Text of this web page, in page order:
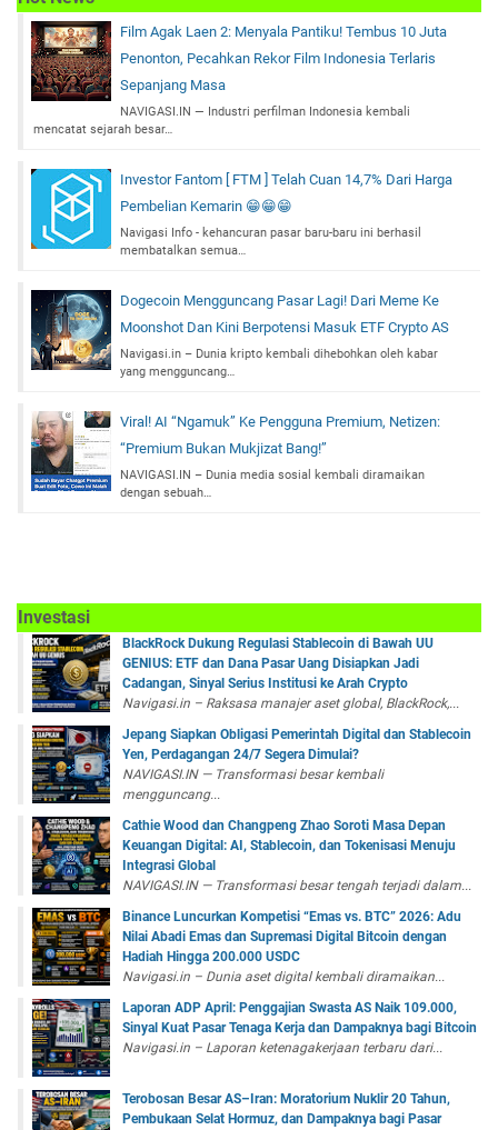
Film Agak Laen 2: Menyala Pantiku! Tembus 10 Juta
Penonton, Pecahkan Rekor Film Indonesia Terlaris
Sepanjang Masa
NAVIGASI.IN — Industri perfilman Indonesia kembali
mencatat sejarah besar…
Investor Fantom [ FTM ] Telah Cuan 14,7% Dari Harga
Pembelian Kemarin 😁😁😁
Navigasi Info - kehancuran pasar baru-baru ini berhasil
membatalkan semua…
Dogecoin Mengguncang Pasar Lagi! Dari Meme Ke
Moonshot Dan Kini Berpotensi Masuk ETF Crypto AS
Navigasi.in – Dunia kripto kembali dihebohkan oleh kabar
yang mengguncang…
Viral! AI “Ngamuk” Ke Pengguna Premium, Netizen:
“Premium Bukan Mukjizat Bang!”
NAVIGASI.IN – Dunia media sosial kembali diramaikan
dengan sebuah…
Investasi
BlackRock Dukung Regulasi Stablecoin di Bawah UU
GENIUS: ETF dan Dana Pasar Uang Disiapkan Jadi
Cadangan, Sinyal Serius Institusi ke Arah Crypto
Navigasi.in – Raksasa manajer aset global, BlackRock,...
Jepang Siapkan Obligasi Pemerintah Digital dan Stablecoin
Yen, Perdagangan 24/7 Segera Dimulai?
NAVIGASI.IN — Transformasi besar kembali
mengguncang...
Cathie Wood dan Changpeng Zhao Soroti Masa Depan
Keuangan Digital: AI, Stablecoin, dan Tokenisasi Menuju
Integrasi Global
NAVIGASI.IN — Transformasi besar tengah terjadi dalam...
Binance Luncurkan Kompetisi “Emas vs. BTC” 2026: Adu
Nilai Abadi Emas dan Supremasi Digital Bitcoin dengan
Hadiah Hingga 200.000 USDC
Navigasi.in – Dunia aset digital kembali diramaikan...
Laporan ADP April: Penggajian Swasta AS Naik 109.000,
Sinyal Kuat Pasar Tenaga Kerja dan Dampaknya bagi Bitcoin
Navigasi.in – Laporan ketenagakerjaan terbaru dari...
Terobosan Besar AS–Iran: Moratorium Nuklir 20 Tahun,
Pembukaan Selat Hormuz, dan Dampaknya bagi Pasar